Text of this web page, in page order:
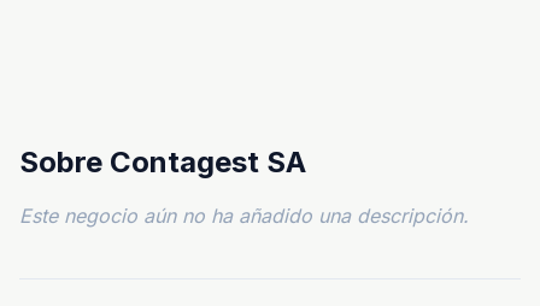
Sobre Contagest SA
Este negocio aún no ha añadido una descripción.